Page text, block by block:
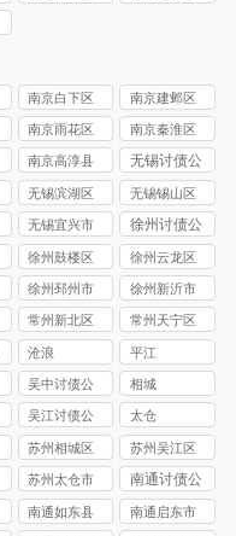
南京白下区
讨债公司
南京建邺区
讨债公司
南京雨花区
讨债公司
南京秦淮区
讨债公司
南京高淳县
讨债公司
无锡讨债公
司
无锡滨湖区
讨债公司
无锡锡山区
讨债公司
无锡宜兴市
讨债公司
徐州讨债公
司
徐州鼓楼区
讨债公司
徐州云龙区
讨债公司
徐州‌邳州市
讨债公司
徐州新沂市
讨债公司
常州新北区
讨债公司
常州天宁区
讨债公司
沧浪 平江
吴中讨债公
司
相城
吴江讨债公
司
太仓
苏州相城区
讨债公司
苏州吴江区
讨债公司
苏州太仓市
讨债公司
南通讨债公
司
南通如东县
南通启东市